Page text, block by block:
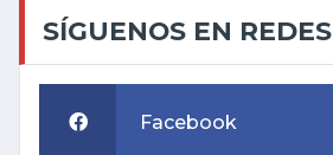
SÍGUENOS EN REDES
Facebook